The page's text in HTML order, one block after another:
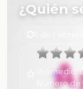
¿Quién
6 de
Promedio:
Número de